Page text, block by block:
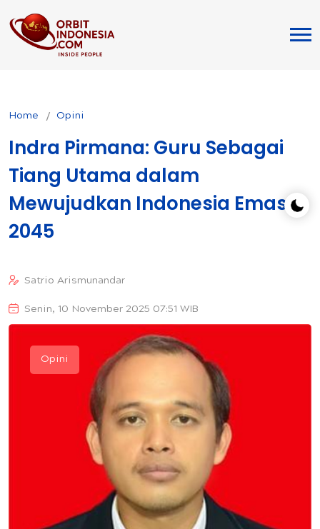
Home Opini
Indra Pirmana: Guru Sebagai
Tiang Utama dalam
Mewujudkan Indonesia Emas
2045
Satrio Arismunandar
Senin, 10 November 2025 07:51 WIB
Opini